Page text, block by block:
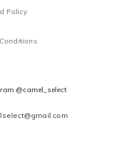
Policy
@camel_select